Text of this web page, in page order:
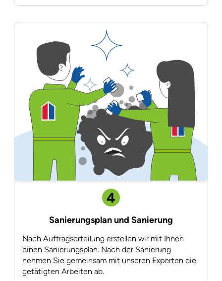
4
Sanierungsplan und Sanierung
Nach Auftragserteilung erstellen wir mit Ihnen
einen Sanierungsplan. Nach der Sanierung
nehmen Sie gemeinsam mit unseren Experten die
getätigten Arbeiten ab.